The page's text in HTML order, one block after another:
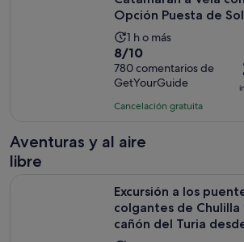
Opción Puesta de
La
duración
de
la
actividad
de
1 h o más
8.0
sobre
10
con
comentarios
8/10
780 comentarios de
GetYourGuide
Cancelación gratuita
Aventuras y al aire
libre
Excursión a los
colgantes de Chulilla
cañón del Turia